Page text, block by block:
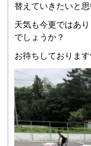
替えていきたいと思
天気も今更ではあ
でしょうか？
お待ちしておりま